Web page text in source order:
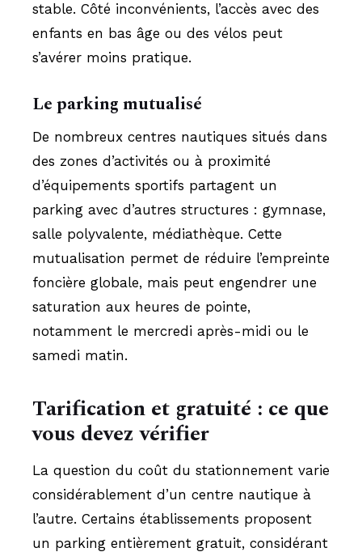
stable. Côté inconvénients, l’accès avec des
enfants en bas âge ou des vélos peut
s’avérer moins pratique.
Le parking mutualisé
De nombreux centres nautiques situés dans
des zones d’activités ou à proximité
d’équipements sportifs partagent un
parking avec d’autres structures : gymnase,
salle polyvalente, médiathèque. Cette
mutualisation permet de réduire l’empreinte
foncière globale, mais peut engendrer une
saturation aux heures de pointe,
notamment le mercredi après-midi ou le
samedi matin.
Tarification et gratuité : ce que
vous devez vérifier
La question du coût du stationnement varie
considérablement d’un centre nautique à
l’autre. Certains établissements proposent
un parking entièrement gratuit, considérant